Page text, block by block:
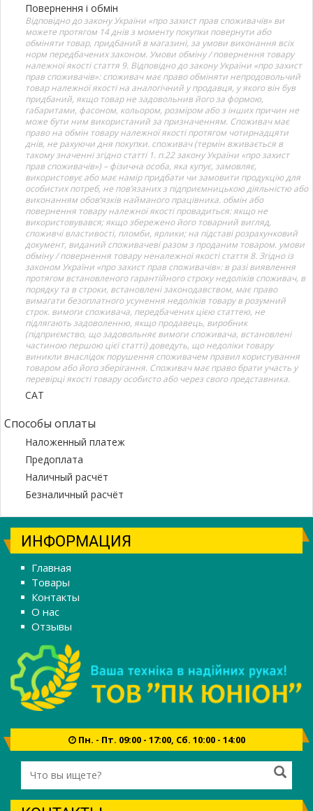
Повернення і обмін
Відповідно до закону України «про захист прав споживачів» ви
можете протягом 14 днів з моменту покупки повернути або
обміняти товар, придбаний в магазині, за умови виконання всіх
норм передбачених законом. Умови обміну / повернення товару
належної якості стаття 9. Відповідно до закону України «про захист
прав споживачів»: споживач має право обміняти непродовольчий
товар належної якості на аналогічний у продавця, у якого він був
придбаний, якщо товар не задовольнив його за формою,
габаритами, фасоном, кольором, розміром або з інших причин не
може бути ним використаний за призначенням. Споживач має
право на обмін товару належної якості протягом чотирнадцяти
днів, не рахуючи дня покупки. споживач (термін вживається в
такому значенні згідно статті 1. п.22 закону України «про захист
прав споживачів») – фізична особа, яка купує, замовляє,
використовує або має намір придбати чи замовити продукцію для
особистих потреб, не пов’язаних з підприємницькою діяльністю або
виконанням обов’язків найманого працівника. обмін або
повернення товару належної якості провадиться: якщо не
використовувався; якщо збережено його товарний вигляд,
споживчі властивості, пломби, ярлики; на підставі розрахунковий
документ, виданий споживачеві разом з проданим товаром. умови
обміну / повернення товару неналежної якості стаття 8. Згідно із
законом України «про захист прав споживачів»: в разі виявлення
протягом встановленого гарантійного строку недоліків споживач, в
порядку та в строки, встановлені законодавством, має право
вимагати безоплатного усунення недоліків товару в розумний
строк. вимоги споживача, передбачених цією статтею, не
підлягають задоволенню, якщо продавець, виробник
(підприємство, що задовольняє вимоги споживача, встановлені
частиною першою цієї статті) доведуть, що недоліки товару
виникли внаслідок порушення споживачем правил користування
товаром або його зберігання. Споживач має право брати участь у
перевірці якості товару особисто або через свого представника.
САТ
Способы оплаты
Наложенный платеж
Предоплата
Наличный расчёт
Безналичный расчёт
ИНФОРМАЦИЯ
Главная
Товары
Контакты
О нас
Отзывы
Пн. - Пт. 09:00 - 17:00, Сб. 10:00 - 14:00